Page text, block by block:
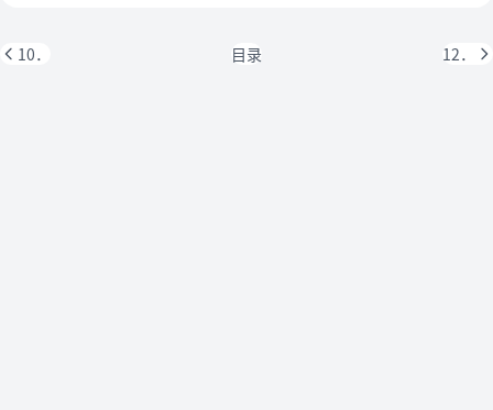
10． 目录 12．